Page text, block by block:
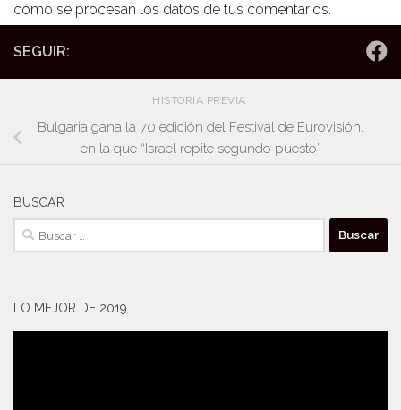
cómo se procesan los datos de tus comentarios.
SEGUIR:
HISTORIA PREVIA
Bulgaria gana la 70 edición del Festival de Eurovisión,
en la que “Israel repite segundo puesto”
BUSCAR
Buscar:
LO MEJOR DE 2019